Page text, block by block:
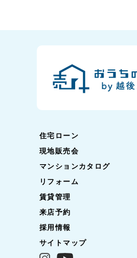
住宅ローン
現地販売会
マンションカタログ
リフォーム
賃貸管理
来店予約
採用情報
サイトマップ